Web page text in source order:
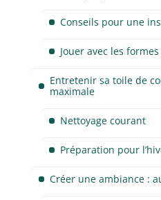
Conseils pour une
Jouer avec les
Entretenir sa toile de
maximale
Nettoyage courant
Préparation pour
Créer une ambiance :